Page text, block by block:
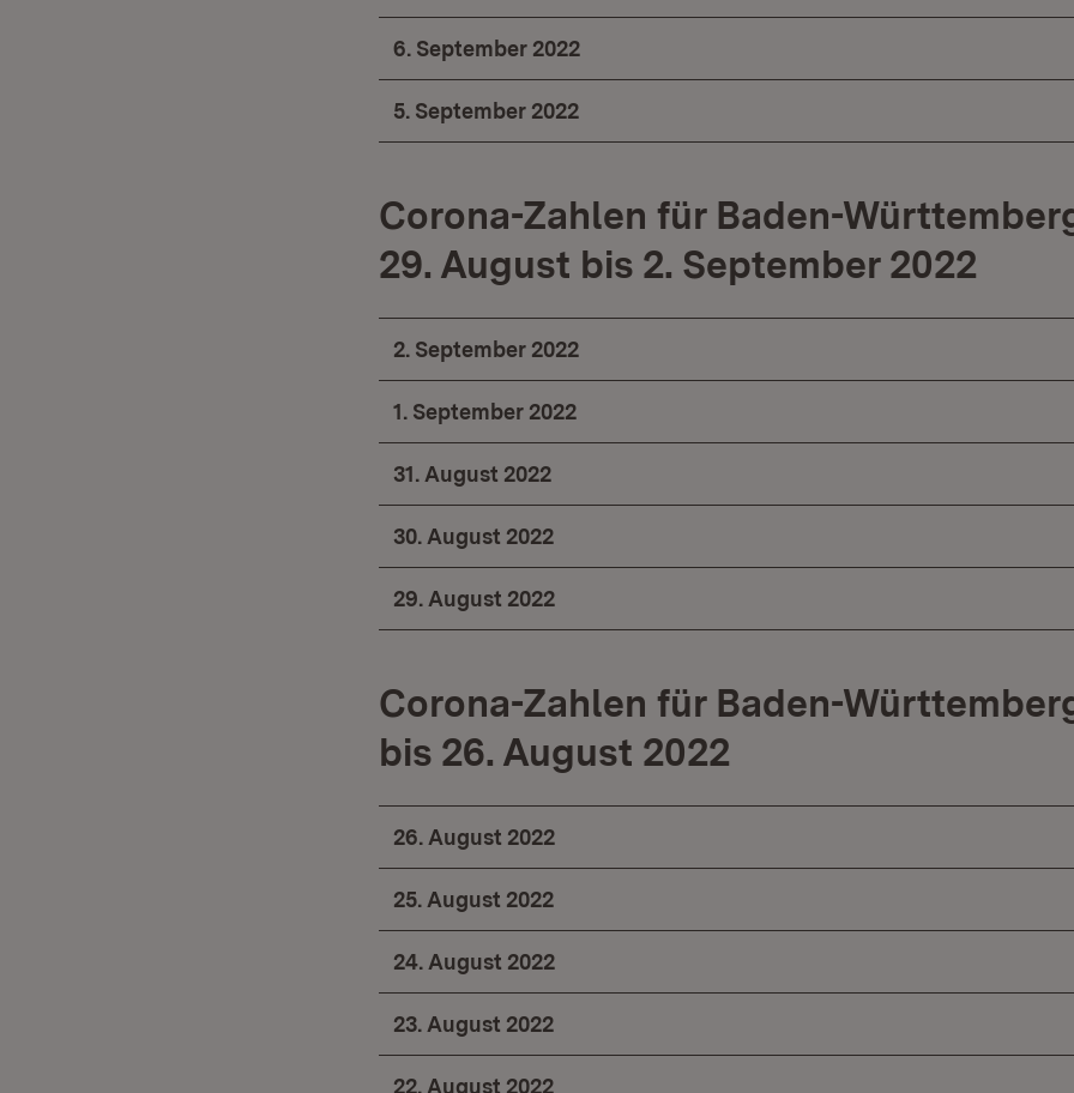
6. September 2022
5. September 2022
Corona-Zahlen für Baden-
29. August bis 2. September 2022
2. September 2022
1. September 2022
31. August 2022
30. August 2022
29. August 2022
Corona-Zahlen für Baden-
bis 26. August 2022
26. August 2022
25. August 2022
24. August 2022
23. August 2022
22. August 2022